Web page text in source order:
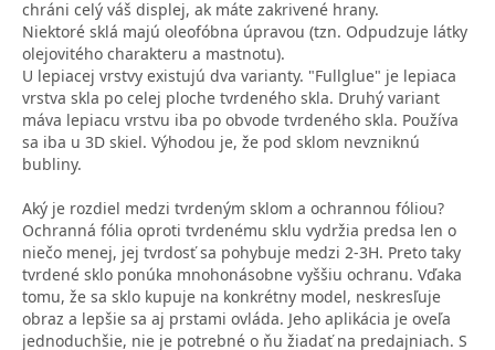
chráni celý váš displej, ak máte zakrivené hrany.
Niektoré sklá majú oleofóbna úpravou (tzn. Odpudzuje látky
olejovitého charakteru a mastnotu).
U lepiacej vrstvy existujú dva varianty. "Fullglue" je lepiaca
vrstva skla po celej ploche tvrdeného skla. Druhý variant
máva lepiacu vrstvu iba po obvode tvrdeného skla. Používa
sa iba u 3D skiel. Výhodou je, že pod sklom nevzniknú
bubliny.
Aký je rozdiel medzi tvrdeným sklom a ochrannou fóliou?
Ochranná fólia oproti tvrdenému sklu vydržia predsa len o
niečo menej, jej tvrdosť sa pohybuje medzi 2-3H. Preto taky
tvrdené sklo ponúka mnohonásobne vyššiu ochranu. Vďaka
tomu, že sa sklo kupuje na konkrétny model, neskresľuje
obraz a lepšie sa aj prstami ovláda. Jeho aplikácia je oveľa
jednoduchšie, nie je potrebné o ňu žiadať na predajniach. S